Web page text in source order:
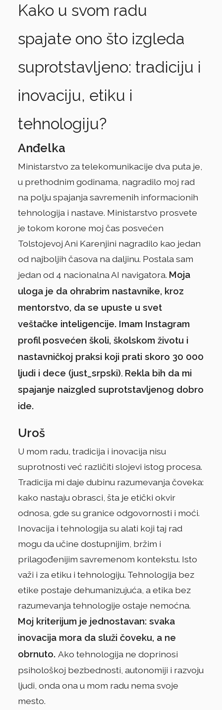
Kako u svom radu
spajate ono što izgleda
suprotstavljeno: tradiciju i
inovaciju, etiku i
tehnologiju?
Anđelka
Ministarstvo za telekomunikacije dva puta je,
u prethodnim godinama, nagradilo moj rad
na polju spajanja savremenih informacionih
tehnologija i nastave. Ministarstvo prosvete
je tokom korone moj čas posvećen
Tolstojevoj Ani Karenjini nagradilo kao jedan
od najboljih časova na daljinu. Postala sam
jedan od 4 nacionalna AI navigatora. Moja
uloga je da ohrabrim nastavnike, kroz
mentorstvo, da se upuste u svet
veštačke inteligencije. Imam Instagram
profil posvećen školi, školskom životu i
nastavničkoj praksi koji prati skoro 30 000
ljudi i dece (just_srpski). Rekla bih da mi
spajanje naizgled suprotstavljenog dobro
ide.
Uroš
U mom radu, tradicija i inovacija nisu
suprotnosti već različiti slojevi istog procesa.
Tradicija mi daje dubinu razumevanja čoveka:
kako nastaju obrasci, šta je etički okvir
odnosa, gde su granice odgovornosti i moći.
Inovacija i tehnologija su alati koji taj rad
mogu da učine dostupnijim, bržim i
prilagođenijim savremenom kontekstu. Isto
važi i za etiku i tehnologiju. Tehnologija bez
etike postaje dehumanizujuća, a etika bez
razumevanja tehnologije ostaje nemoćna.
Moj kriterijum je jednostavan: svaka
inovacija mora da služi čoveku, a ne
obrnuto. Ako tehnologija ne doprinosi
psihološkoj bezbednosti, autonomiji i razvoju
ljudi, onda ona u mom radu nema svoje
mesto.